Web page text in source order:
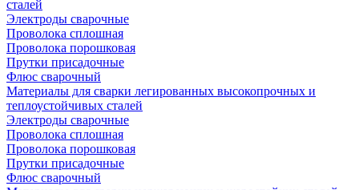
сталей
Электроды сварочные
Проволока сплошная
Проволока порошковая
Прутки присадочные
Флюс сварочный
Материалы для сварки легированных высокопрочных и
теплоустойчивых сталей
Электроды сварочные
Проволока сплошная
Проволока порошковая
Прутки присадочные
Флюс сварочный